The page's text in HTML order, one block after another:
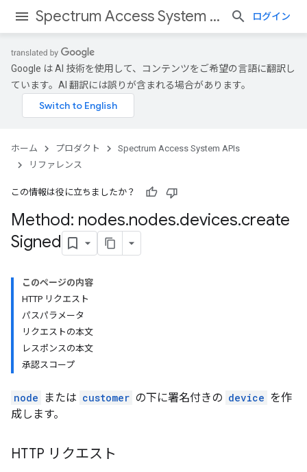
Spectrum Access System APIs ログイン
Google は AI 技術を使用して、コンテンツをご希望の言語に翻訳し
ています。AI 翻訳には誤りが含まれる場合があります。
ホーム プロダクト
Spectrum Access System APIs
リファレンス
この情報は役に立ちましたか？
Method: nodes.nodes.devices.create
Signed
このページの内容
HTTP リクエスト
パスパラメータ
リクエストの本文
レスポンスの本文
承認スコープ
node または customer の下に署名付きの device を作
成します。
HTTP リクエスト